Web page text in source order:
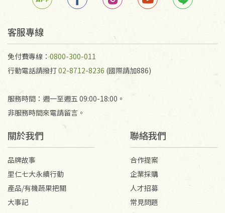
客服專線
免付費專線：0800-300-011
行動電話請撥打02-8712-8236 (國際請加886)
服務時間：週一至週五 09:00-18:00。
非服務時間來電請留言。
關於我們
品牌故事
里仁七大永續行動
產品/有機蔬果把關
大事記
聯絡我們
合作提案
企業採購
人才招募
常見問題